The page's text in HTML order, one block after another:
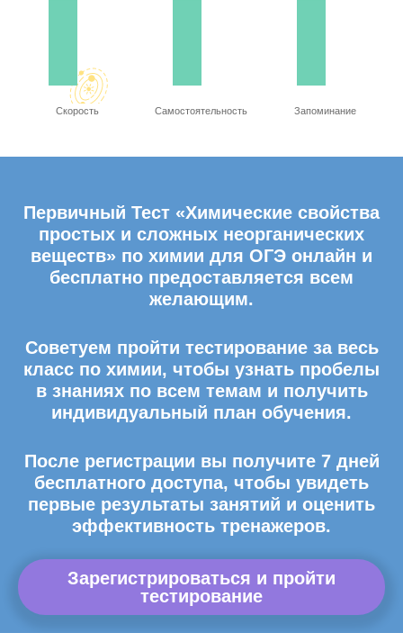
Скорость Самостоятельность Запоминание
Первичный Тест «Химические свойства
простых и сложных неорганических
веществ» по химии для ОГЭ онлайн и
бесплатно предоставляется всем
желающим.
Советуем пройти тестирование за весь
класс по химии, чтобы узнать пробелы
в знаниях по всем темам и получить
индивидуальный план обучения.
После регистрации вы получите 7 дней
бесплатного доступа, чтобы увидеть
первые результаты занятий и оценить
эффективность тренажеров.
Зарегистрироваться и пройти
тестирование